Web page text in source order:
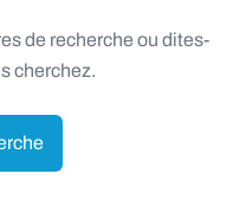
de recherche ou dites-
cherchez.